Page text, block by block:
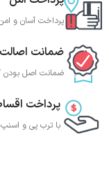
پرداخت آسان و
ضمانت اصالت
ضمانت اصل بودن
پرداخت
با ترب‌ پی و